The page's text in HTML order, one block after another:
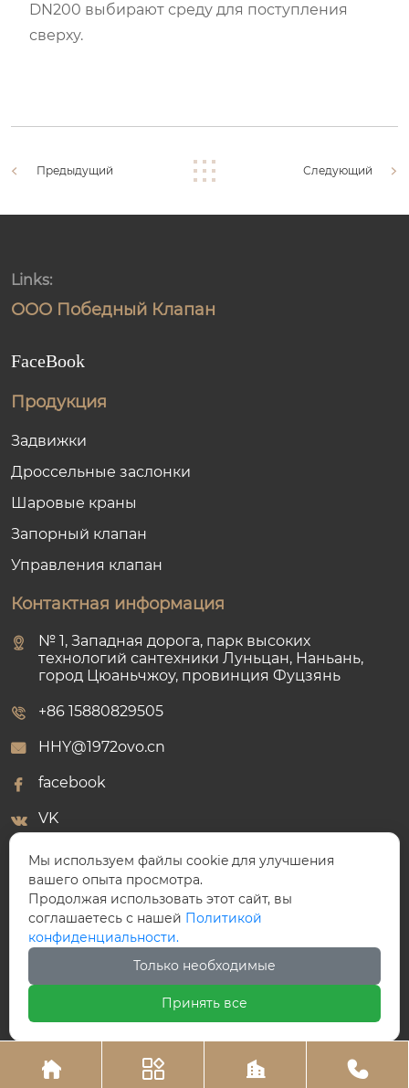
DN200 выбирают среду для поступления
сверху.
Предыдущий Следующий
Links:
ООО Победный Клапан
FaceBook
Продукция
Задвижки
Дроссельные заслонки
Шаровые краны
Запорный клапан
Управления клапан
Контактная информация
№ 1, Западная дорога, парк высоких
технологий сантехники Луньцан, Наньань,
город Цюаньчжоу, провинция Фуцзянь
+86 15880829505
HHY@1972ovo.cn
facebook
VK
WhatsApp
ООО Победный Клапан
   
Мы используем файлы cookie для улучшения
вашего опыта просмотра.
Продолжая использовать этот сайт, вы
соглашаетесь с нашей Политикой
конфиденциальности.
Только необходимые
Принять все